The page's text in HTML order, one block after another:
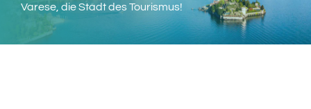
Varese, die Stadt des Tourismus!